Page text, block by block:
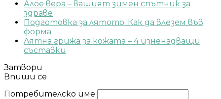
Алое вера – вашият зимен спътник за
здраве
Подготовка за лятото: Как да влезем във
форма
Лятна грижа за кожата – 4 изненадващи
съставки
Затвори
Впиши се
Потребителско име